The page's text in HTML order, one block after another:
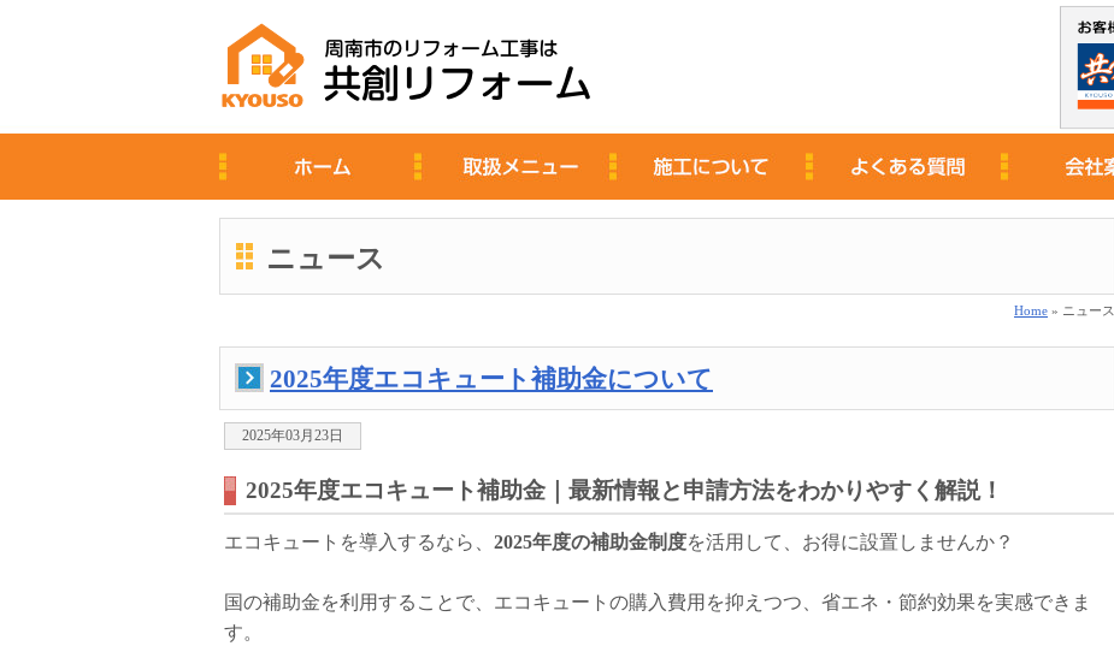
ニュース
Home » ニュース
2025年度エコキュート補助金について
2025年03月23日
2025年度エコキュート補助金｜最新情報と申請方法をわかりやすく解説！
エコキュートを導入するなら、 2025年度の補助金制度を活用して、お得に設置しませんか？
国の補助金を利用することで、エコキュートの購入費用を抑えつつ、省エネ・節約効果を実感できま
す。